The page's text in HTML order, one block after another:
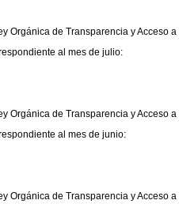
Orgánica de Transparencia y Acceso
al mes de julio:
Orgánica de Transparencia y Acceso
al mes de junio:
Orgánica de Transparencia y Acceso